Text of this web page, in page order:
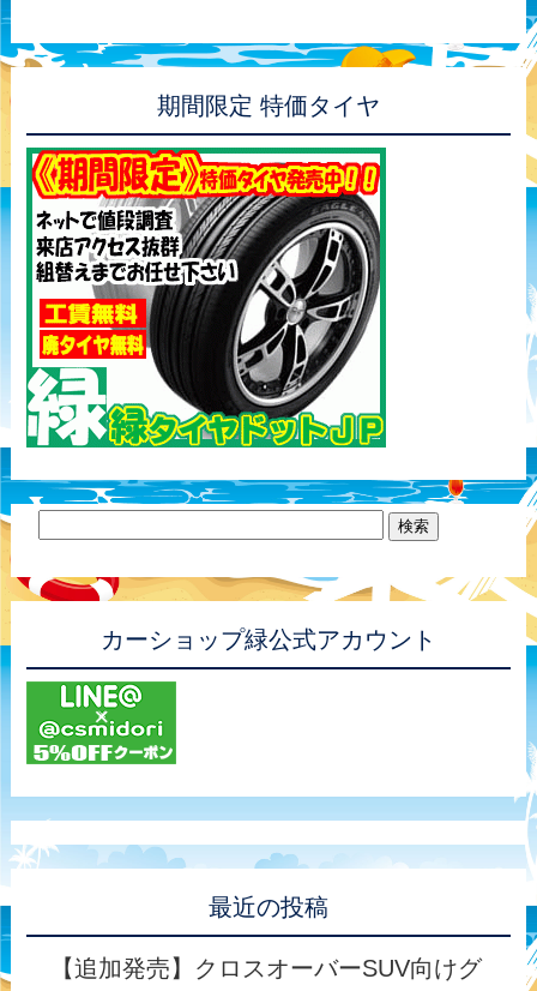
期間限定 特価タイヤ
カーショップ緑公式アカウント
最近の投稿
【追加発売】クロスオーバーSUV向けグ